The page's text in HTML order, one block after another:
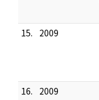
15.
2009
16.
2009